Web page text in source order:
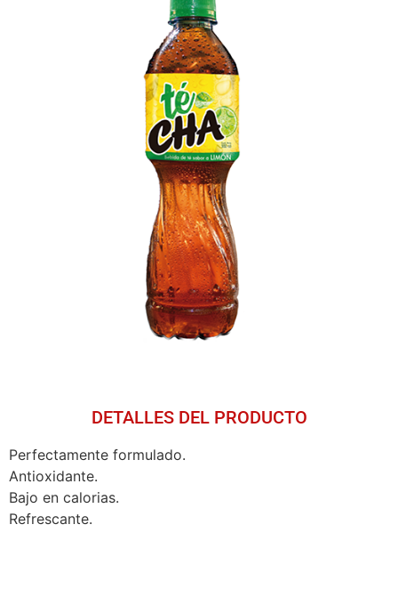
DETALLES DEL PRODUCTO
Perfectamente formulado.
Antioxidante.
Bajo en calorias.
Refrescante.